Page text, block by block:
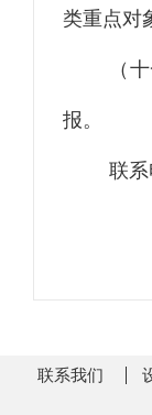
类重点对
（十
报。
联系
联系我们